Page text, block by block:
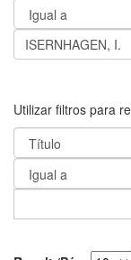
Utilizar filtros para